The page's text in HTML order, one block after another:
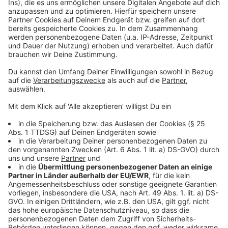
Anzeige
Weitere Meldungen aus Leverkusen
Anzeige
Außenarbeiten am ehemaligen Kaufhof gestartet
Drogendealer aus Leverkusen festgenommen
Urteile nach Bankkarten- und PIN-Diebstahl
Anzeige